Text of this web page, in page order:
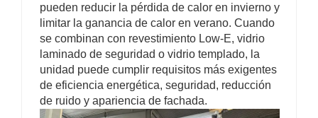
pueden reducir la pérdida de calor en invierno y
limitar la ganancia de calor en verano. Cuando
se combinan con revestimiento Low-E, vidrio
laminado de seguridad o vidrio templado, la
unidad puede cumplir requisitos más exigentes
de eficiencia energética, seguridad, reducción
de ruido y apariencia de fachada.